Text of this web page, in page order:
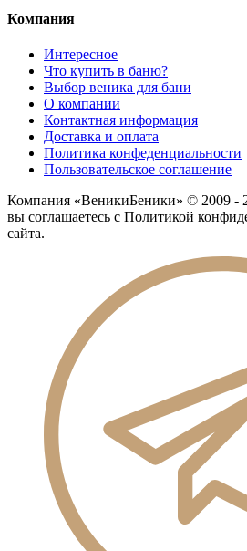
Компания
Интересное
Что купить в баню?
Выбор веника для бани
О компании
Контактная информация
Доставка и оплата
Политика конфеденциальности
Пользовательское соглашение
Компания «ВеникиБеники» © 2009 -
вы соглашаетесь с Политикой
сайта.